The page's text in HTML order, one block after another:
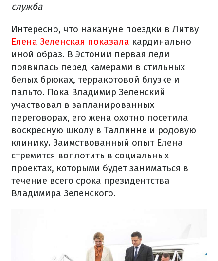
служба
Интересно, что накануне поездки в Литву
Елена Зеленская показала кардинально
иной образ. В Эстонии первая леди
появилась перед камерами в стильных
белых брюках, терракотовой блузке и
пальто. Пока Владимир Зеленский
участвовал в запланированных
переговорах, его жена охотно посетила
воскресную школу в Таллинне и родовую
клинику. Заимствованный опыт Елена
стремится воплотить в социальных
проектах, которыми будет заниматься в
течение всего срока президентства
Владимира Зеленского.